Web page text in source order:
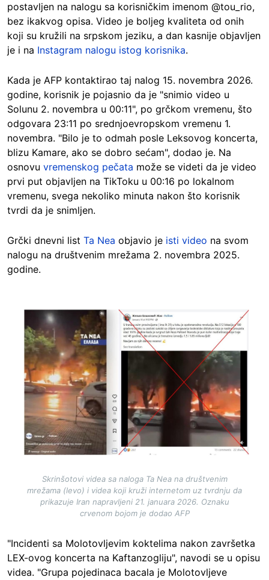
postavljen na nalogu sa korisničkim imenom @tou_rio,
bez ikakvog opisa. Video je boljeg kvaliteta od onih
koji su kružili na srpskom jeziku, a dan kasnije objavljen
je i na Instagram nalogu istog korisnika.
Kada je AFP kontaktirao taj nalog 15. novembra 2026.
godine, korisnik je pojasnio da je "snimio video u
Solunu 2. novembra u 00:11", po grčkom vremenu, što
odgovara 23:11 po srednjoevropskom vremenu 1.
novembra. "Bilo je to odmah posle Leksovog koncerta,
blizu Kamare, ako se dobro sećam", dodao je. Na
osnovu vremenskog pečata može se videti da je video
prvi put objavljen na TikToku u 00:16 po lokalnom
vremenu, svega nekoliko minuta nakon što korisnik
tvrdi da je snimljen.
Grčki dnevni list Ta Nea objavio je isti video na svom
nalogu na društvenim mrežama 2. novembra 2025.
godine.
Skrinšotovi videa sa naloga Ta Nea na društvenim
mrežama (levo) i videa koji kruži internetom uz tvrdnju da
prikazuje Iran napravljeni 21. januara 2026. Oznaku
crvenom bojom je dodao AFP
"Incidenti sa Molotovljevim koktelima nakon završetka
LEX-ovog koncerta na Kaftanzogliju", navodi se u opisu
videa. "Grupa pojedinaca bacala je Molotovljeve